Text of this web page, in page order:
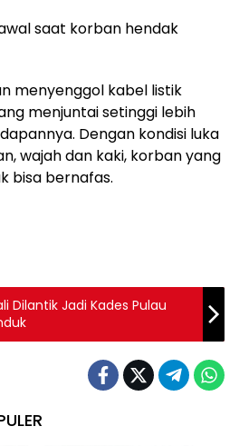
saat korban hendak
menyenggol kabel listik
menjuntai setinggi lebih
Dengan kondisi luka
wajah dan kaki, korban yang
bisa bernafas.
Dilantik Jadi Kades Pulau